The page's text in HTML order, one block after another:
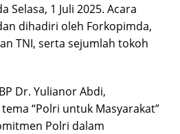
Selasa, 1 Juli 2025. Acara
dihadiri oleh Forkopimda,
TNI, serta sejumlah tokoh
Dr. Yulianor Abdi,
“Polri untuk Masyarakat”
Polri dalam